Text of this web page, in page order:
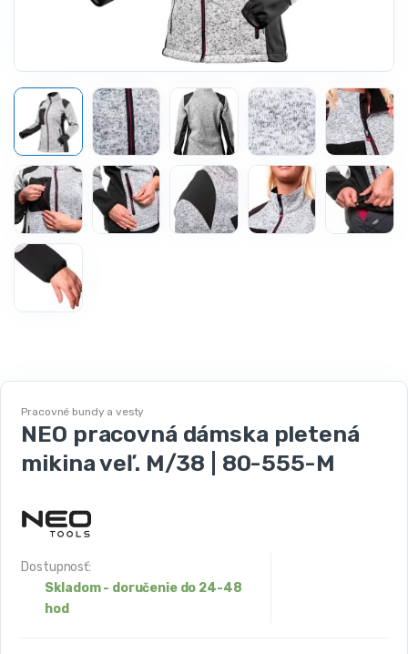
Pracovné bundy a vesty
NEO pracovná dámska pletená
mikina veľ. M/38 | 80-555-M
Dostupnosť:
Skladom - doručenie do 24-48
hod